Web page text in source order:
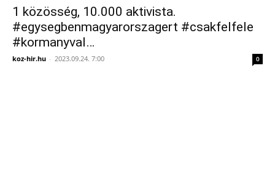
1 közösség, 10.000 aktivista.
#egysegbenmagyarorszagert #csakfelfele
#kormanyval…
koz-hir.hu - 2023.09.24. 7:00 0